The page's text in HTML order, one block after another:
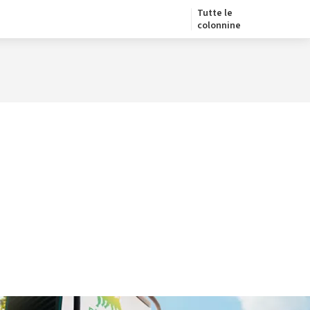
Tutte le
colonnine